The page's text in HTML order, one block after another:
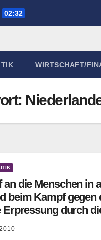
02:32
WIRTSCHAFT/
an die Menschen in
beim Kampf gegen
Erpressung durch
die